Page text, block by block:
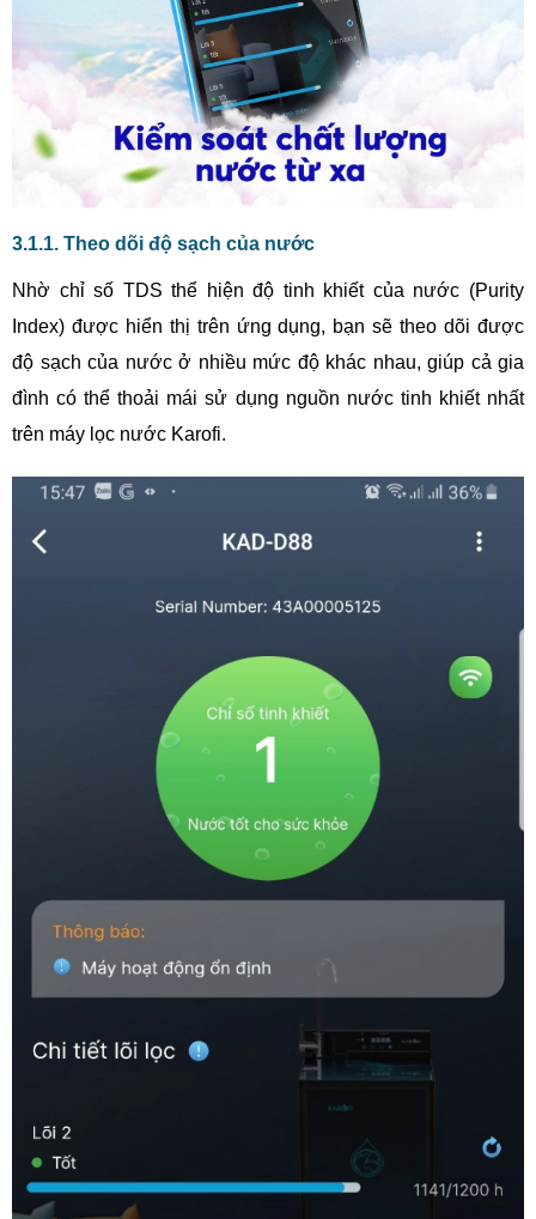
3.1.1. Theo dõi độ sạch của nước
Nhờ chỉ số TDS thể hiện độ tinh khiết của nước (Purity
Index) được hiển thị trên ứng dụng, bạn sẽ theo dõi được
độ sạch của nước ở nhiều mức độ khác nhau, giúp cả gia
đình có thể thoải mái sử dụng nguồn nước tinh khiết nhất
trên máy lọc nước Karofi.